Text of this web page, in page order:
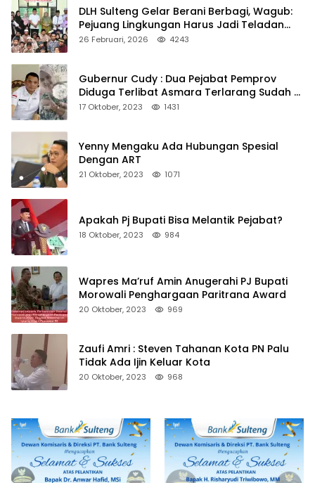
DLH Sulteng Gelar Berani Berbagi, Wagub:
Pejuang Lingkungan Harus Jadi Teladan
Kepedulian
26 Februari, 2026 4243
Gubernur Cudy : Dua Pejabat Pemprov
Diduga Terlibat Asmara Terlarang Sudah di
Non Job
17 Oktober, 2023 1431
Yenny Mengaku Ada Hubungan Spesial
Dengan ART
21 Oktober, 2023 1071
Apakah Pj Bupati Bisa Melantik Pejabat?
18 Oktober, 2023 984
Wapres Ma’ruf Amin Anugerahi PJ Bupati
Morowali Penghargaan Paritrana Award
20 Oktober, 2023 969
Zaufi Amri : Steven Tahanan Kota PN Palu
Tidak Ada Ijin Keluar Kota
20 Oktober, 2023 968